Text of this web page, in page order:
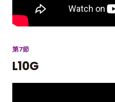
第7節
L10G